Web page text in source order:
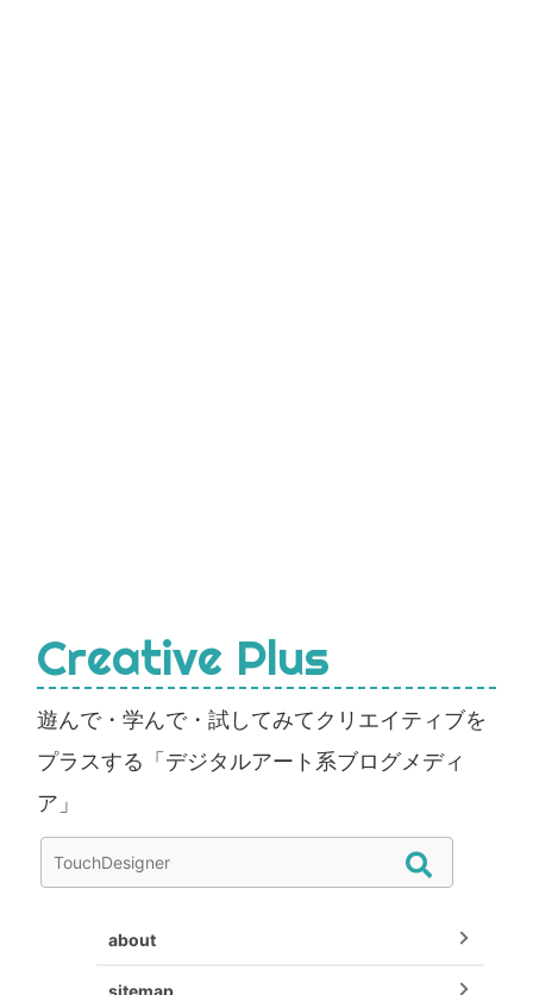
Creative Plus
遊んで・学んで・試してみてクリエイティブを
プラスする「デジタルアート系ブログメディ
ア」
about
sitemap